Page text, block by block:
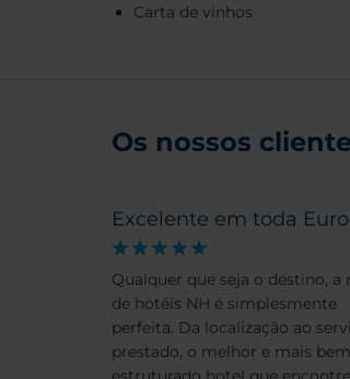
Carta de vinhos
Os nossos
Excelente em toda
Qualquer que seja o destino, a
de hotéis NH é simplesmente
perfeita. Da localização ao
prestado, o melhor e mais bem